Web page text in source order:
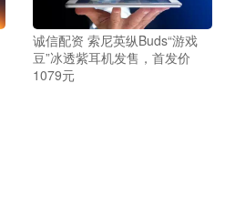
诚信配资 索尼英纵Buds“游戏
豆”冰透紫耳机发售，首发价
1079元